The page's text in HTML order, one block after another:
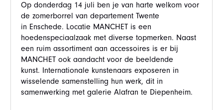
Op donderdag 14 juli ben je van harte welkom voor
de zomerborrel van departement Twente
in Enschede. Locatie MANCHET is een
hoedenspeciaalzaak met diverse topmerken. Naast
een ruim assortiment aan accessoires is er bij
MANCHET ook aandacht voor de beeldende
kunst. Internationale kunstenaars exposeren in
wisselende samenstelling hun werk, dit in
samenwerking met galerie Alafran te Diepenheim.